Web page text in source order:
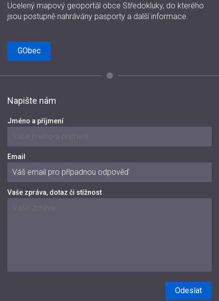
Ucelený mapový geoportál obce Středokluky, do kterého
jsou postupně nahrávány pasporty a další informace.
GObec
Napište nám
Jméno a příjmení
Email
Vaše zpráva, dotaz či stížnost